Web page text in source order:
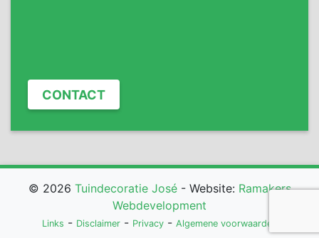
CONTACT
© 2026 Tuindecoratie José- Website: Ramakers
Webdevelopment
Links - Disclaimer - Privacy - Algemene voorwaarden